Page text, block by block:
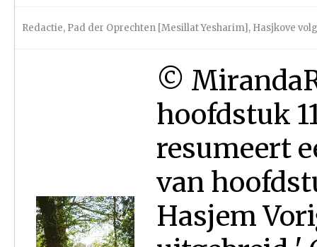
Redactie, Pad der Oprechten [Mesillat Yesharim], Hasjkove
©
hoofdstuk
resumeert
van
Hasjem